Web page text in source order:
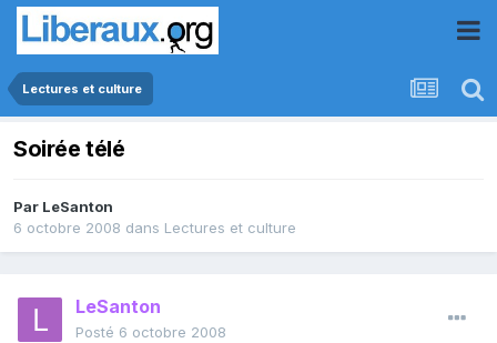
Lectures et culture
Soirée télé
Par LeSanton
6 octobre 2008 dans Lectures et culture
LeSanton
Posté 6 octobre 2008